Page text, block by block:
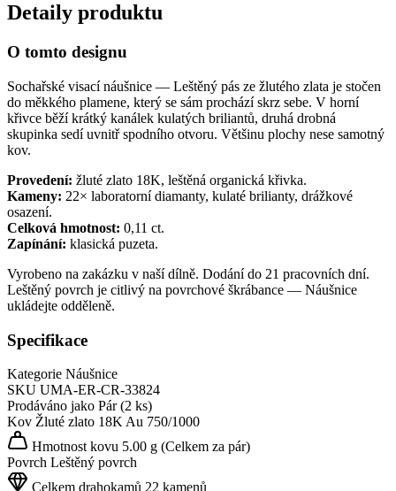
Detaily produktu
O tomto designu
Sochařské visací náušnice — Leštěný pás ze žlutého zlata je stočen
do měkkého plamene, který se sám prochází skrz sebe. V horní
křivce běží krátký kanálek kulatých briliantů, druhá drobná
skupinka sedí uvnitř spodního otvoru. Většinu plochy nese samotný
kov.
Provedení: žluté zlato 18K, leštěná organická křivka.
Kameny: 22× laboratorní diamanty, kulaté brilianty, drážkové
osazení.
Celková hmotnost: 0,11 ct.
Zapínání: klasická puzeta.
Vyrobeno na zakázku v naší dílně. Dodání do 21 pracovních dní.
Leštěný povrch je citlivý na povrchové škrábance — Náušnice
ukládejte odděleně.
Specifikace
Kategorie Náušnice
SKU UMA-ER-CR-33824
Prodáváno jako Pár (2 ks)
Kov Žluté zlato 18KAu 750/1000
Hmotnost kovu 5.00 g (Celkem za pár)
Povrch Leštěný povrch
Celkem drahokamů 22 kamenů